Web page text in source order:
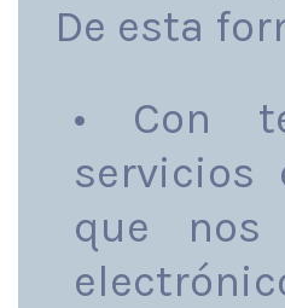
De esta
• Con
servicios
que